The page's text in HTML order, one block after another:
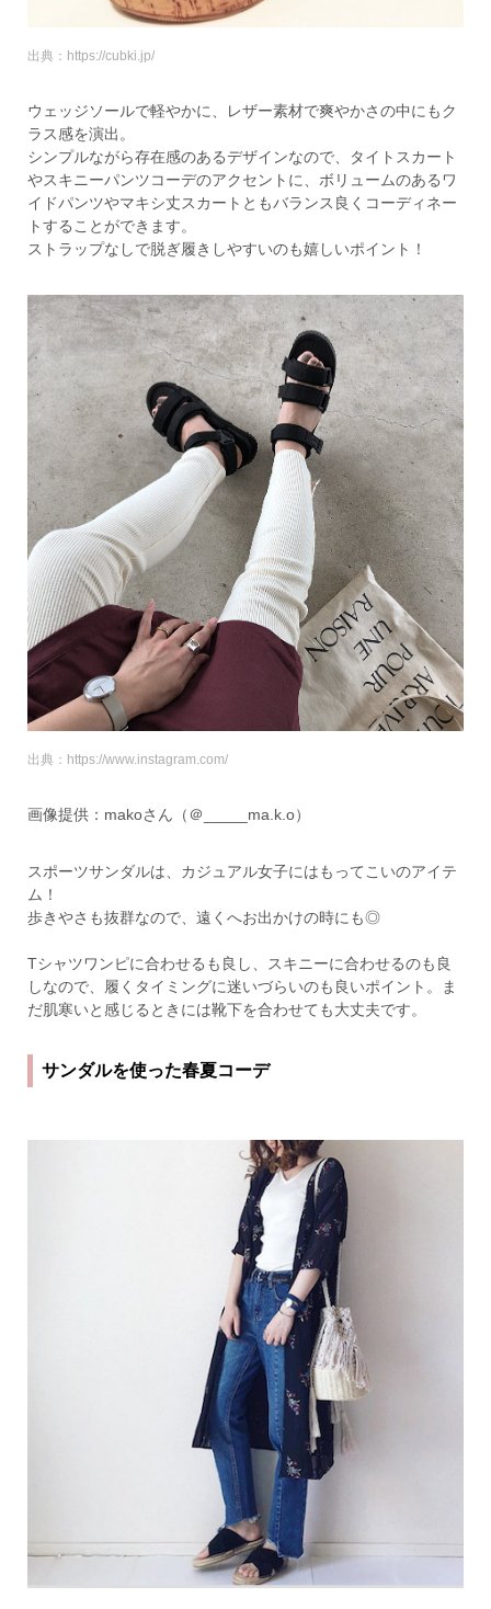
出典：https://cubki.jp/
ウェッジソールで軽やかに、レザー素材で爽やかさの中にもク
ラス感を演出。
シンプルながら存在感のあるデザインなので、タイトスカート
やスキニーパンツコーデのアクセントに、ボリュームのあるワ
イドパンツやマキシ丈スカートともバランス良くコーディネー
トすることができます。
ストラップなしで脱ぎ履きしやすいのも嬉しいポイント！
出典：https://www.instagram.com/
画像提供：makoさん（＠_____ma.k.o）
スポーツサンダルは、カジュアル女子にはもってこいのアイテ
ム！
歩きやさも抜群なので、遠くへお出かけの時にも◎
Tシャツワンピに合わせるも良し、スキニーに合わせるのも良
しなので、履くタイミングに迷いづらいのも良いポイント。ま
だ肌寒いと感じるときには靴下を合わせても大丈夫です。
サンダルを使った春夏コーデ